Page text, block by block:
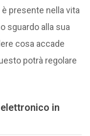
è presente nella vita
sguardo alla sua
cosa accade
potrà regolare
in